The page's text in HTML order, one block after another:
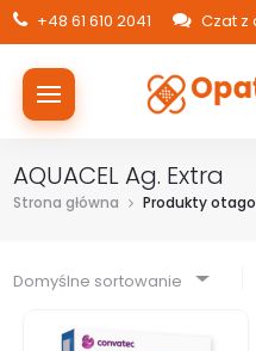
+48 61 610 2041 Czat z
AQUACEL Ag. Extra
Strona główna Produkty
Domyślne sortowanie